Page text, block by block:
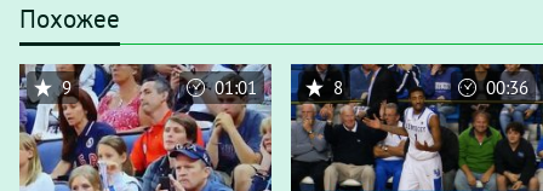
Похожее
9 01:01 8 00:36